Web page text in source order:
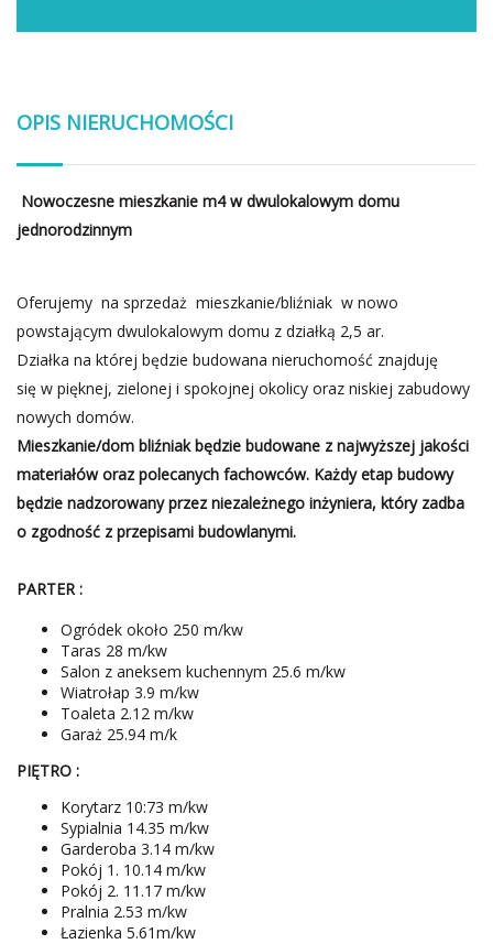
OPIS NIERUCHOMOŚCI
Nowoczesne mieszkanie m4 w dwulokalowym domu
jednorodzinnym
Oferujemy na sprzedaż mieszkanie/bliźniak w nowo
powstającym dwulokalowym domu z działką 2,5 ar.
Działka na której będzie budowana nieruchomość znajduję
się w pięknej, zielonej i spokojnej okolicy oraz niskiej zabudowy
nowych domów.
Mieszkanie/dom bliźniak będzie budowane z najwyższej jakości
materiałów oraz polecanych fachowców. Każdy etap budowy
będzie nadzorowany przez niezależnego inżyniera, który zadba
o zgodność z przepisami budowlanymi.
PARTER :
Ogródek około 250 m/kw
Taras 28 m/kw
Salon z aneksem kuchennym 25.6 m/kw
Wiatrołap 3.9 m/kw
Toaleta 2.12 m/kw
Garaż 25.94 m/k
PIĘTRO :
Korytarz 10:73 m/kw
Sypialnia 14.35 m/kw
Garderoba 3.14 m/kw
Pokój 1. 10.14 m/kw
Pokój 2. 11.17 m/kw
Pralnia 2.53 m/kw
Łazienka 5.61m/kw